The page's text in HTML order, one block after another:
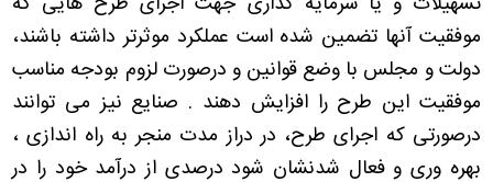
موفقیت آنها تضمین شده است عملکرد موثرتر داشته باشند،
دولت و مجلس با وضع قوانین و درصورت لزوم بودجه مناسب
موفقیت این طرح را افزایش دهند . صنایع نیز می توانند
درصورتی که اجرای طرح، در دراز مدت منجر به راه اندازی ،
بهره وری و فعال شدنشان شود درصدی از درآمد خود را در